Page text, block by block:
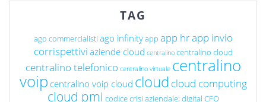
TAG
ago commercialisti ago infinityapp app hrapp invio
corrispettivi aziende cloud centralino centralino cloud
centralino telefonico centralino virtuale centralino
voip centralino voip cloud cloud cloud computing
cloud pmi codice crisi aziendale; digital CFO